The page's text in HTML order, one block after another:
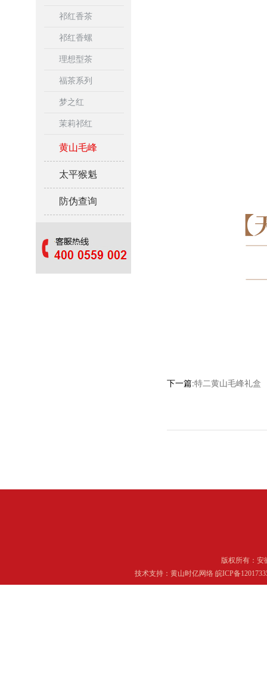
祁红香茶
祁红香螺
理想型茶
福茶系列
梦之红
茉莉祁红
黄山毛峰
太平猴魁
防伪查询
下一篇:特二黄山毛峰礼盒
版权所有： 安
技术支持： 黄山时亿网络 皖ICP备